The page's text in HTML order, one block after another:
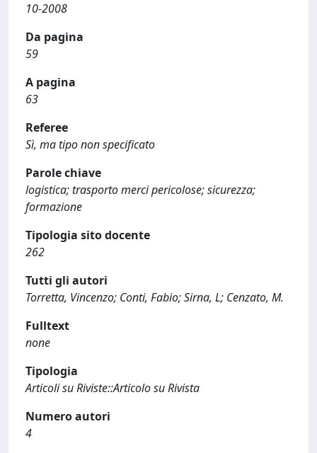
10-2008
Da pagina
59
A pagina
63
Referee
Sì, ma tipo non specificato
Parole chiave
logistica; trasporto merci pericolose; sicurezza;
formazione
Tipologia sito docente
262
Tutti gli autori
Torretta, Vincenzo; Conti, Fabio; Sirna, L; Cenzato, M.
Fulltext
none
Tipologia
Articoli su Riviste::Articolo su Rivista
Numero autori
4